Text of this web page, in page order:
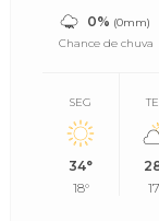
0% (0mm)
Chance de chuva
SEG
34°
18°